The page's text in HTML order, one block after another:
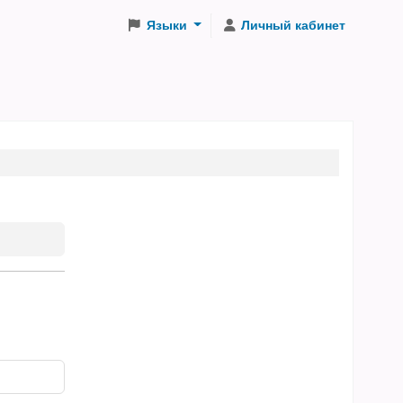
Языки Личный кабинет